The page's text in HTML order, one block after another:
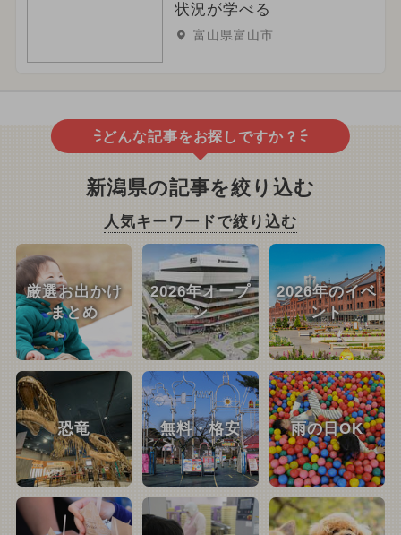
状況が学べる
富山県富山市
どんな記事をお探しですか？
新潟県の記事を絞り込む
人気キーワードで絞り込む
厳選お出かけ
まとめ
2026年オープ
ン
2026年のイベ
ント
恐竜 無料・格安 雨の日OK